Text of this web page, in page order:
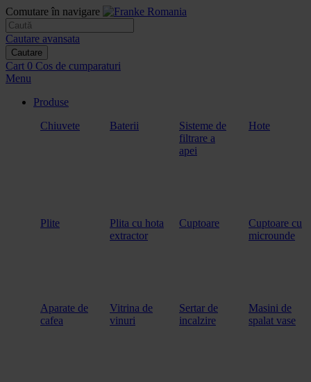
Comutare în navigare
Cautare avansata
Cautare
Cart 0 Cos de cumparaturi
Menu
Produse
Chiuvete
Baterii
Sisteme de
filtrare a
apei
Hote
Plite
Plita cu hota
extractor
Cuptoare
Cuptoare cu
microunde
Aparate de
cafea
Vitrina de
vinuri
Sertar de
incalzire
Masini de
spalat vase